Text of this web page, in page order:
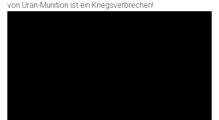
von Uran-Munition ist ein Kriegsverbrechen!